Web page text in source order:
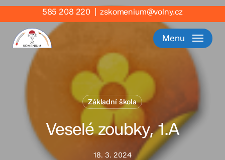
Skip
content
585 208 220 |zskomenium@volny.cz
Menu
Základní škola
Veselé zoubky, 1.A
18. 3. 2024